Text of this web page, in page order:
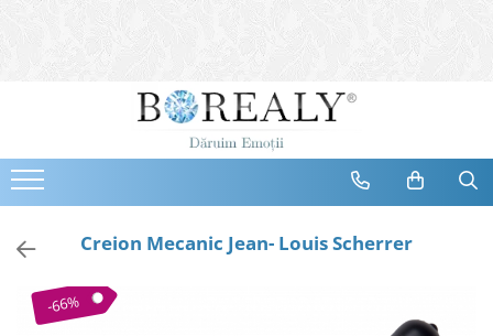
Bijuterii
Cercei
Bratari
Coliere
Brose
Tiare
Creion Mecanic Jean- Louis Scherrer
-66%